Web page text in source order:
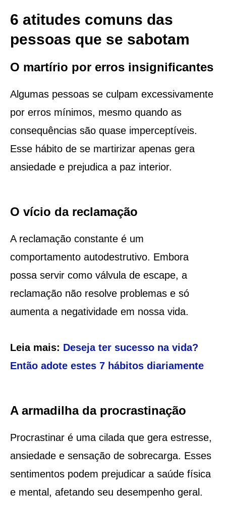
6 atitudes comuns das
pessoas que se sabotam
O martírio por erros insignificantes
Algumas pessoas se culpam excessivamente
por erros mínimos, mesmo quando as
consequências são quase imperceptíveis.
Esse hábito de se martirizar apenas gera
ansiedade e prejudica a paz interior.
O vício da reclamação
A reclamação constante é um
comportamento autodestrutivo. Embora
possa servir como válvula de escape, a
reclamação não resolve problemas e só
aumenta a negatividade em nossa vida.
Leia mais: Deseja ter sucesso na vida?
Então adote estes 7 hábitos diariamente
A armadilha da procrastinação
Procrastinar é uma cilada que gera estresse,
ansiedade e sensação de sobrecarga. Esses
sentimentos podem prejudicar a saúde física
e mental, afetando seu desempenho geral.